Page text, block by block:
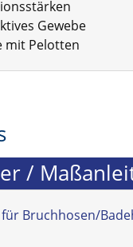
Gewebe
mit Pelotten
/
Bruchhosen/